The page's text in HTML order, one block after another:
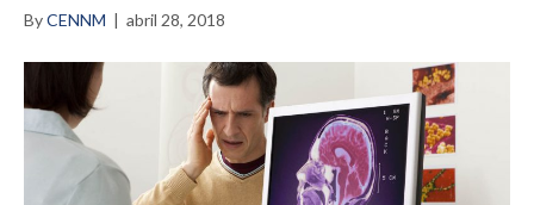
ByCENNM | abril 28, 2018